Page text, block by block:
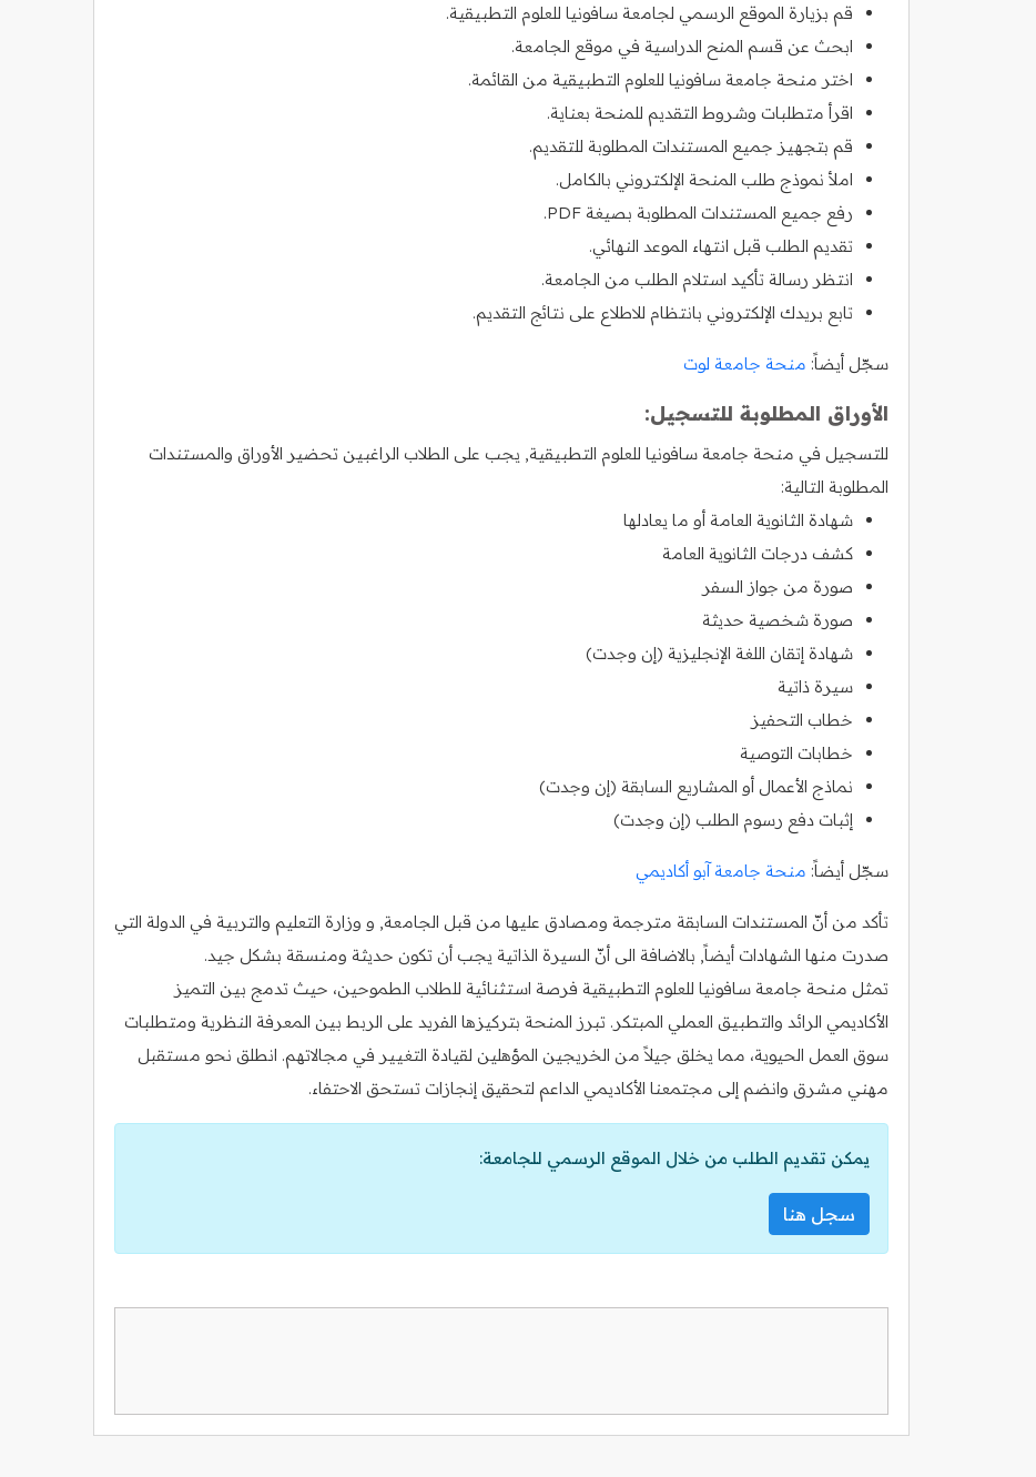
قم بزيارة الموقع الرسمي لجامعة سافونيا للعلوم التطبيقية.
ابحث عن قسم المنح الدراسية في موقع الجامعة.
اختر منحة جامعة سافونيا للعلوم التطبيقية من القائمة.
اقرأ متطلبات وشروط التقديم للمنحة بعناية.
قم بتجهيز جميع المستندات المطلوبة للتقديم.
املأ نموذج طلب المنحة الإلكتروني بالكامل.
رفع جميع المستندات المطلوبة بصيغة PDF.
تقديم الطلب قبل انتهاء الموعد النهائي.
انتظر رسالة تأكيد استلام الطلب من الجامعة.
تابع بريدك الإلكتروني بانتظام للاطلاع على نتائج التقديم.
سجّل أيضاً: منحة جامعة لوت
الأوراق المطلوبة للتسجيل:
للتسجيل في منحة جامعة سافونيا للعلوم التطبيقية, يجب على الطلاب الراغبين تحضير الأوراق والمستندات
المطلوبة التالية:
شهادة الثانوية العامة أو ما يعادلها
كشف درجات الثانوية العامة
صورة من جواز السفر
صورة شخصية حديثة
شهادة إتقان اللغة الإنجليزية (إن وجدت)
سيرة ذاتية
خطاب التحفيز
خطابات التوصية
نماذج الأعمال أو المشاريع السابقة (إن وجدت)
إثبات دفع رسوم الطلب (إن وجدت)
سجّل أيضاً: منحة جامعة آبو أكاديمي
تأكد من أنّ المستندات السابقة مترجمة ومصادق عليها من قبل الجامعة, و وزارة التعليم والتربية في الدولة التي
صدرت منها الشهادات أيضاً, بالاضافة الى أنّ السيرة الذاتية يجب أن تكون حديثة ومنسقة بشكل جيد.
تمثل منحة جامعة سافونيا للعلوم التطبيقية فرصة استثنائية للطلاب الطموحين، حيث تدمج بين التميز
الأكاديمي الرائد والتطبيق العملي المبتكر. تبرز المنحة بتركيزها الفريد على الربط بين المعرفة النظرية ومتطلبات
سوق العمل الحيوية، مما يخلق جيلاً من الخريجين المؤهلين لقيادة التغيير في مجالاتهم. انطلق نحو مستقبل
مهني مشرق وانضم إلى مجتمعنا الأكاديمي الداعم لتحقيق إنجازات تستحق الاحتفاء.
يمكن تقديم الطلب من خلال الموقع الرسمي للجامعة:
سجل هنا